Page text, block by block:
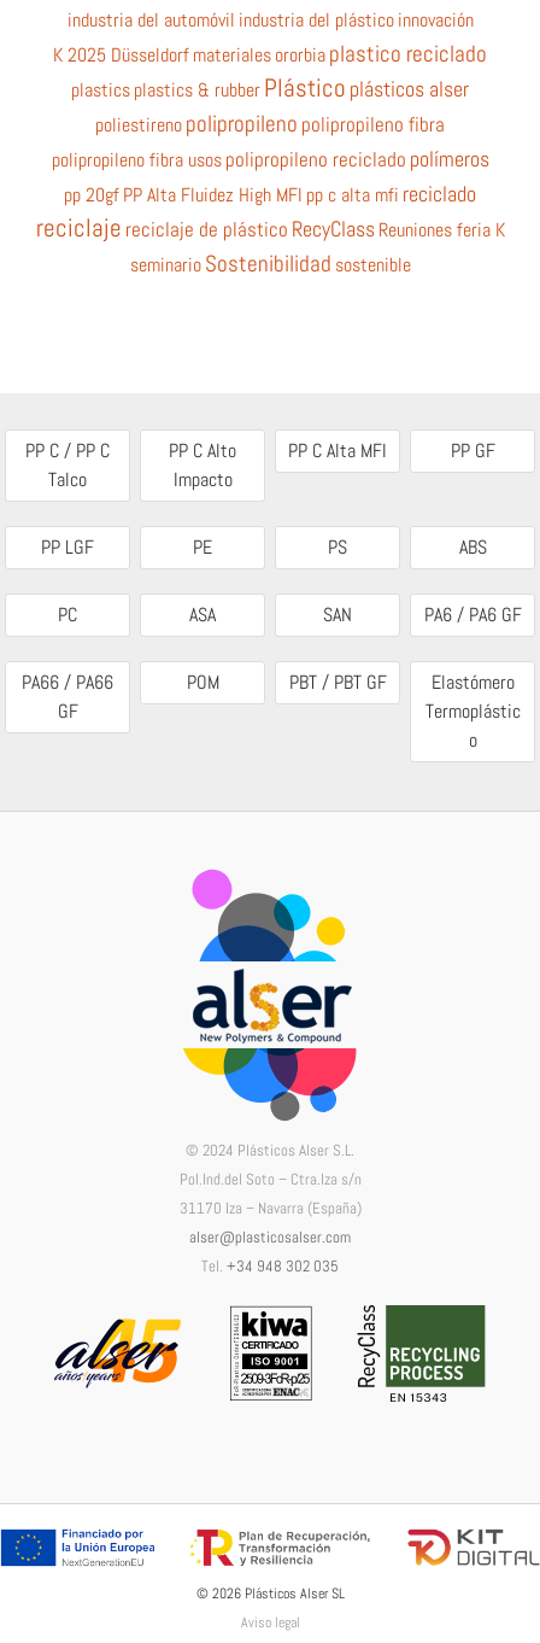
industria del automóvil industria del plástico innovación
K 2025 Düsseldorfmaterialesororbiaplastico reciclado
plasticsplastics & rubberPlástico plásticos alser
poliestirenopolipropileno polipropileno fibra
polipropileno fibra usos polipropileno reciclado polímeros
pp 20gfPP Alta Fluidez High MFI pp c alta mfi reciclado
reciclaje reciclaje de plástico RecyClass Reuniones feria K
seminario Sostenibilidad sostenible
PP C / PP C
Talco
PP C Alto
Impacto
PP C Alta MFI PP GF
PP LGF PE PS ABS
PC ASA SAN PA6 / PA6 GF
PA66 / PA66
GF
POM PBT / PBT GF
Elastómero
Termoplástic
o
© 2024 Plásticos Alser S.L.
Pol.Ind.del Soto – Ctra.Iza s/n
31170 Iza – Navarra (España)
alser@plasticosalser.com
Tel. +34 948 302 035
© 2026 Plásticos Alser SL
Aviso legal